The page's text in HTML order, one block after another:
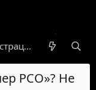
Новости
Регистрация
РСО»? Не